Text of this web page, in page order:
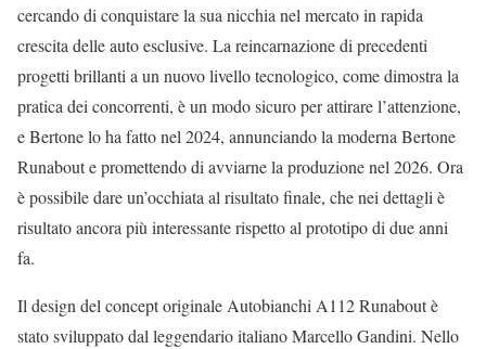
cercando di conquistare la sua nicchia nel mercato in rapida
crescita delle auto esclusive. La reincarnazione di precedenti
progetti brillanti a un nuovo livello tecnologico, come dimostra la
pratica dei concorrenti, è un modo sicuro per attirare l’attenzione,
e Bertone lo ha fatto nel 2024, annunciando la moderna Bertone
Runabout e promettendo di avviarne la produzione nel 2026. Ora
è possibile dare un’occhiata al risultato finale, che nei dettagli è
risultato ancora più interessante rispetto al prototipo di due anni
fa.
Il design del concept originale Autobianchi A112 Runabout è
stato sviluppato dal leggendario italiano Marcello Gandini. Nello